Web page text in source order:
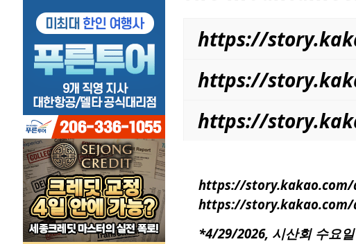
https://
https://
https://
https://story.kakao.com/
https://story.kakao.com/
*4/29/2026, 시산회 수요